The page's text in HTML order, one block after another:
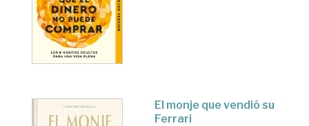
El monje que vendió su
Ferrari